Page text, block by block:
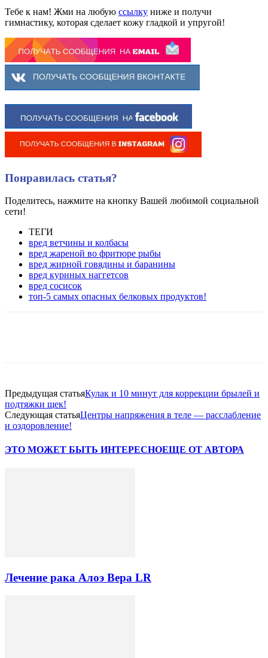
Тебе к нам! Жми на любую ссылку ниже и получи
гимнастику, которая сделает кожу гладкой и упругой!
Понравилась статья?
Поделитесь, нажмите на кнопку Вашей любимой социальной
сети!
ТЕГИ
вред ветчины и колбасы
вред жареной во фритюре рыбы
вред жирной говядины и баранины
вред куриных наггетсов
вред сосисок
топ-5 самых опасных белковых продуктов!
Предыдущая статьяКулак и 10 минут для коррекции брылей и
подтяжки щек!
Следующая статьяЦентры напряжения в теле — расслабление
и оздоровление!
ЭТО МОЖЕТ БЫТЬ ИНТЕРЕСНОЕЩЕ ОТ АВТОРА
Лечение рака Алоэ Вера LR